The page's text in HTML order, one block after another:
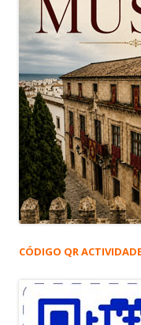
CÓDIGO QR